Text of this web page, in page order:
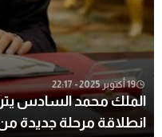
19 أكتوبر 2025 - 22:17
الملك محمد السادس
انطلاقة مرحلة جديدة